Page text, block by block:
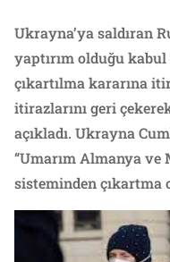
Ukrayna’ya saldıran
yaptırım olduğu
çıkartılma kararına
itirazlarını geri
açıkladı. Ukrayna
“Umarım Almanya ve
sisteminden çıkartma